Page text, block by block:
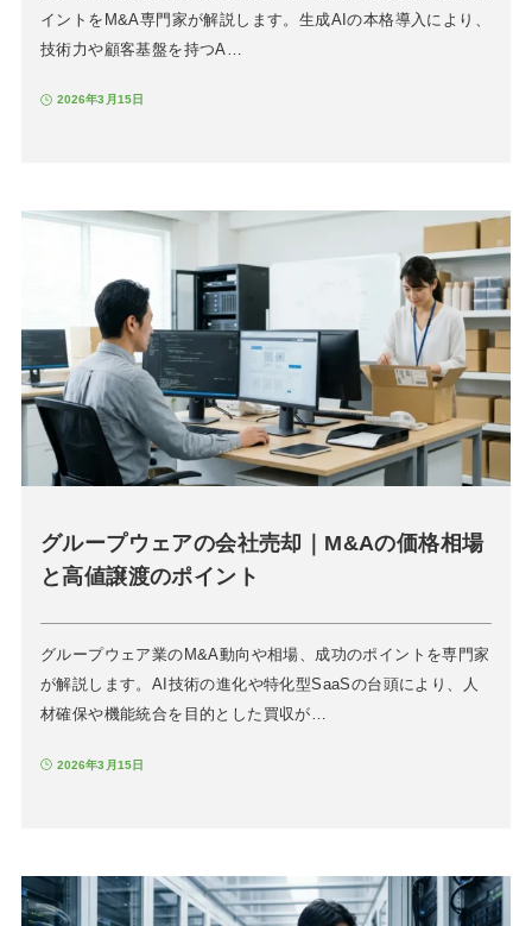
イントをM&A専門家が解説します。生成AIの本格導入により、
技術力や顧客基盤を持つA…
2026年3月15日
グループウェアの会社売却｜M&Aの価格相場
と高値譲渡のポイント
グループウェア業のM&A動向や相場、成功のポイントを専門家
が解説します。AI技術の進化や特化型SaaSの台頭により、人
材確保や機能統合を目的とした買収が…
2026年3月15日